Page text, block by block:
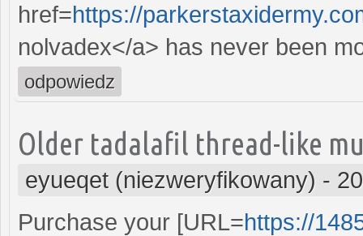
href=https://
nolvadex</a> has never been
odpowiedz
Older tadalafil thread-like
eyueqet (niezweryfikowany) -
Purchase your [URL=https://